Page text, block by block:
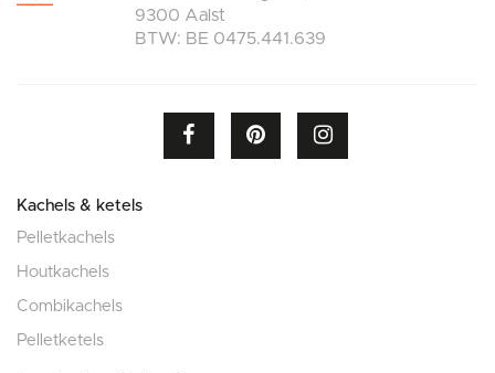
Kachels & ketels
Pelletkachels
Houtkachels
Combikachels
Pelletketels
9300 Aalst
BTW: BE 0475.441.639